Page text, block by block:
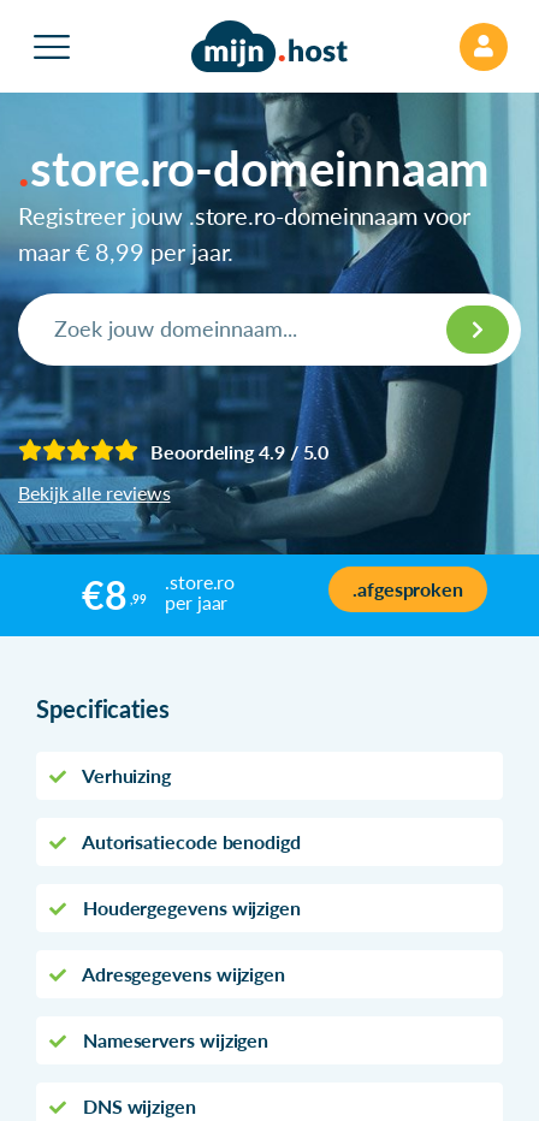
store.ro-domeinnaam
Registreer jouw .store.ro-domeinnaam voor
maar € 8,99 per jaar.
Beoordeling 4.9 / 5.0
Bekijk alle reviews
€8 ,99
.store.ro
per jaar
.afgesproken
Specificaties
Verhuizing
Autorisatiecode benodigd
Houdergegevens wijzigen
Adresgegevens wijzigen
Nameservers wijzigen
DNS wijzigen